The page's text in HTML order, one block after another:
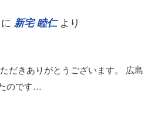
に 新宅 睦仁より
だきありがとうございます。 広島
のです…